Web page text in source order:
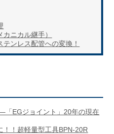
ニカル継手）
ンレス配管への変換！
「EGジョイント」20年の現在
！！超軽量型工具BPN-20R